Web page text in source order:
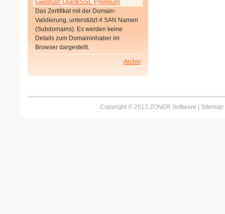
Geotrust QuickSSL Premium
Das Zertifikat mit der Domain-
Validierung, unterstützt 4 SAN Namen
(Subdomains). Es werden keine
Details zum Domaininhaber im
Browser dargestellt.
Archiv
Copyright © 2013 ZONER Software | Sitemap